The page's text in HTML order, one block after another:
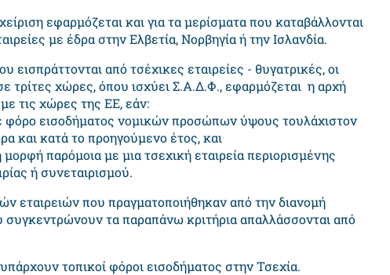
εφαρμόζεται και για τα μερίσματα που καταβάλλονται
με έδρα στην Ελβετία, Νορβηγία ή την Ισλανδία.
από τσέχικες εταιρείες - θυγατρικές, οι
τρίτες χώρες, όπου ισχύει Σ.Α.Δ.Φ., εφαρμόζεται η αρχή
τις χώρες της ΕΕ, εάν:
φόρο εισοδήματος νομικών προσώπων ύψους τουλάχιστον
και κατά το προηγούμενο έτος, και
παρόμοια με μια τσεχική εταιρεία περιορισμένης
ή συνεταιρισμού.
εταιρειών που πραγματοποιήθηκαν από την διανομή
συγκεντρώνουν τα παραπάνω κριτήρια απαλλάσσονται από
τοπικοί φόροι εισοδήματος στην Τσεχία.